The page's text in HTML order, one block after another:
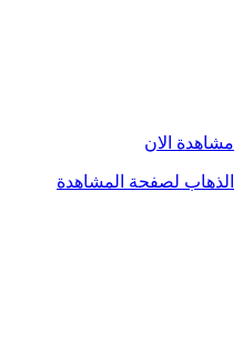
مشاهدة الان
الذهاب لصفحة المشاهدة